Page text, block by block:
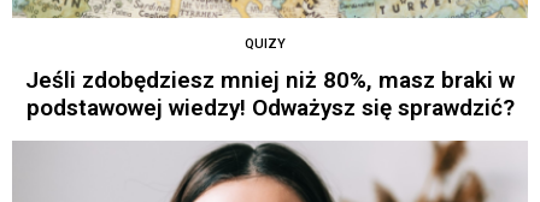
QUIZY
Jeśli zdobędziesz mniej niż 80%, masz braki w
podstawowej wiedzy! Odważysz się sprawdzić?